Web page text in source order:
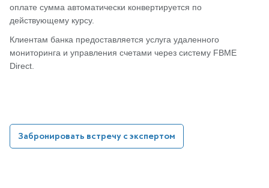
оплате сумма автоматически конвертируется по
действующему курсу.
Клиентам банка предоставляется услуга удаленного
мониторинга и управления счетами через систему FBME
Direct.
Забронировать встречу с экспертом